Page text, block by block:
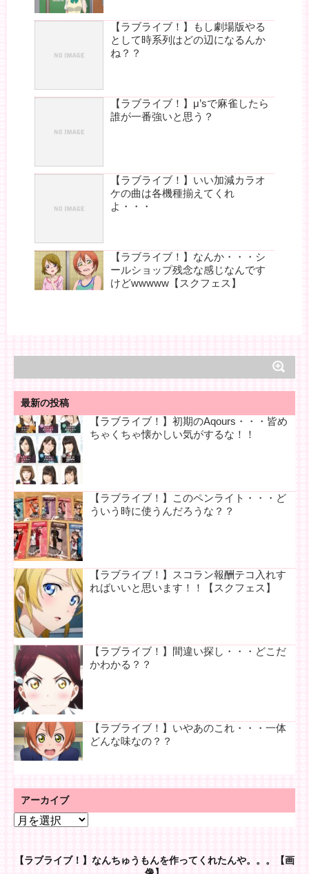
【ラブライブ！】もし劇場版やる
として時系列はどの辺になるんか
ね？？
【ラブライブ！】μ’sで麻雀したら
誰が一番強いと思う？
【ラブライブ！】いい加減カラオ
ケの曲は各機種揃えてくれ
よ・・・
【ラブライブ！】なんか・・・シ
ールショップ残念な感じなんです
けどwwwww【スクフェス】
最新の投稿
【ラブライブ！】初期のAqours・・・皆め
ちゃくちゃ懐かしい気がするな！！
【ラブライブ！】このペンライト・・・ど
ういう時に使うんだろうな？？
【ラブライブ！】スコラン報酬テコ入れす
ればいいと思います！！【スクフェス】
【ラブライブ！】間違い探し・・・どこだ
かわかる？？
【ラブライブ！】いやあのこれ・・・一体
どんな味なの？？
アーカイブ
ア
イ【ラブライブ！】なんちゅうもんを作ってくれたんや。。。【画